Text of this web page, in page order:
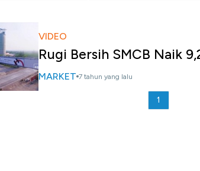
VIDEO
Rugi Bersih SMCB Naik
MARKET 7 tahun yang lalu
1